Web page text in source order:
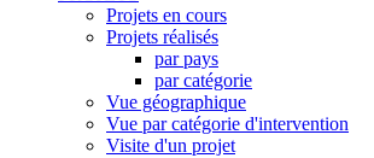
Projets en cours
Projets réalisés
par pays
par catégorie
Vue géographique
Vue par catégorie d'intervention
Visite d'un projet